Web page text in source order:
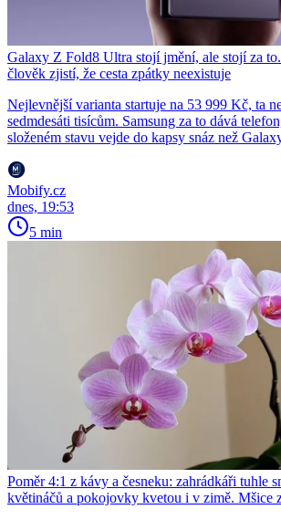
Galaxy Z Fold8 Ultra stojí jmění, ale stojí za
člověk zjistí, že cesta zpátky neexistuje
Nejlevnější varianta startuje na 53 999 Kč, ta
sedmdesáti tisícům. Samsung za to dává
složeném stavu vejde do kapsy snáz než
Mobify.cz
dnes, 19:53
5 min
Poměr 4:1 z kávy a česneku: zahrádkáři tuhle
květináčů a pokojovky kvetou i v zimě. Mšice